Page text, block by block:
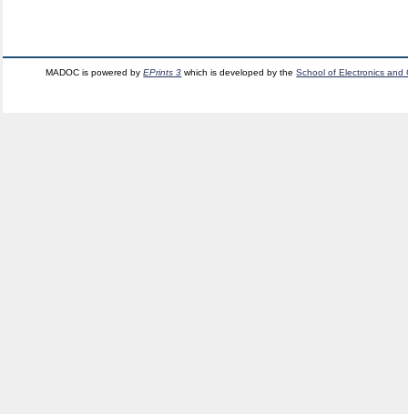
MADOC is powered byEPrints 3 which is developed by theSchool of Electronics and